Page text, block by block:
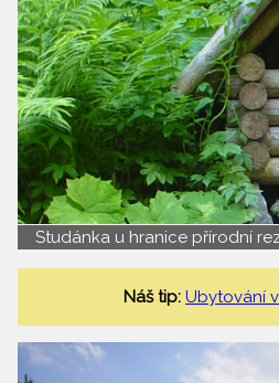
Studánka u hranice přírodní
Náš tip: Ubytování